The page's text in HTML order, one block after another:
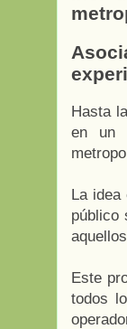
Hasta
en un
La idea
público
Este
todos